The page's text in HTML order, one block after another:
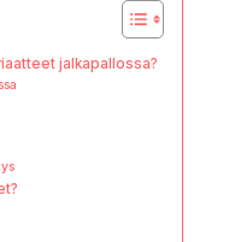
jalkapallossa?